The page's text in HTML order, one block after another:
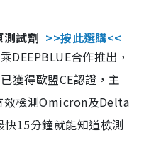
試劑 >>按此選購<<
DEEPBLUE合作推出，
獲得歐盟CE認證，主
效檢測Omicron及Delta
15分鐘就能知道檢測